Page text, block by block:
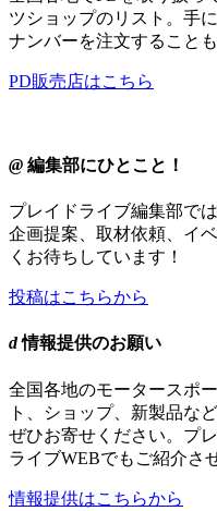
ツショップのリスト。手
ナンバーを注文することも
PD販売店はこちら
@ 編集部にひとこと！
プレイドライブ編集部で
企画提案、取材依頼、イ
くお待ちしています！
投稿はこちらから
d情報提供のお願い
全国各地のモータースポ
ト、ショップ、新製品な
ぜひお寄せください。プ
ライブWEBでもご紹介さ
情報提供はこちらから